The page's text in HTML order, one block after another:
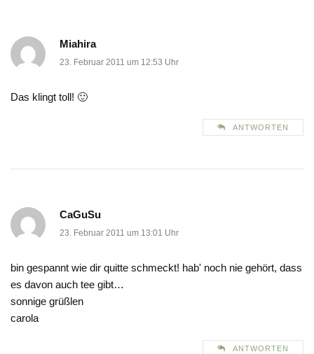
Miahira
23. Februar 2011 um 12:53 Uhr
Das klingt toll! 🙂
ANTWORTEN
CaGuSu
23. Februar 2011 um 13:01 Uhr
bin gespannt wie dir quitte schmeckt! hab' noch nie gehört, dass
es davon auch tee gibt…
sonnige grüßlen
carola
ANTWORTEN